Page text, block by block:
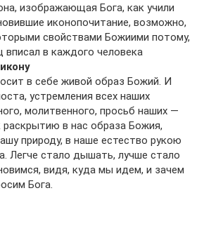
изображающая Бога, как учили
иконопочитание, возможно,
свойствами Божиими потому,
в каждого человека
в себе живой образ Божий. И
устремления всех наших
молитвенного, просьб наших —
раскрытию в нас образа Божия,
природу, в наше естество рукою
Легче стало дышать, лучше стало
видя, куда мы идем, и зачем
Бога.